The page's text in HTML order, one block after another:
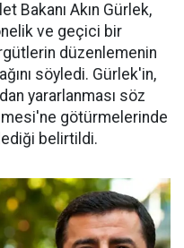
Bakanı Akın Gürlek,
ve geçici bir
düzenlemenin
söyledi. Gürlek'in,
yararlanması söz
götürmelerinde
belirtildi.